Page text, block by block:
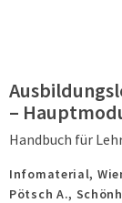
–
Handbuch für
Infomaterial,
Pötsch A.,